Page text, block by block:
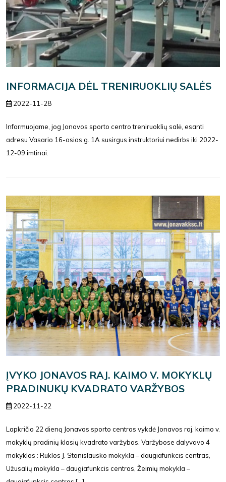
INFORMACIJA DĖL TRENIRUOKLIŲ SALĖS
2022-11-28
Informuojame, jog Jonavos sporto centro treniruoklių salė, esanti
adresu Vasario 16-osios g. 1A susirgus instruktoriui nedirbs iki 2022-
12-09 imtinai.
ĮVYKO JONAVOS RAJ. KAIMO V. MOKYKLŲ
PRADINUKŲ KVADRATO VARŽYBOS
2022-11-22
Lapkričio 22 dieną Jonavos sporto centras vykdė Jonavos raj. kaimo v.
mokyklų pradinių klasių kvadrato varžybas. Varžybose dalyvavo 4
mokyklos : Ruklos J. Stanislausko mokykla – daugiafunkcis centras,
Užusalių mokykla – daugiafunkcis centras, Žeimių mokykla –